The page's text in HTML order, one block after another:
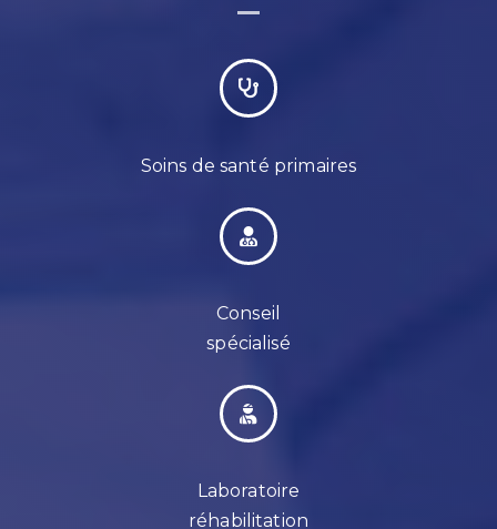
Soins de santé primaires
Conseil
spécialisé
Laboratoire
réhabilitation